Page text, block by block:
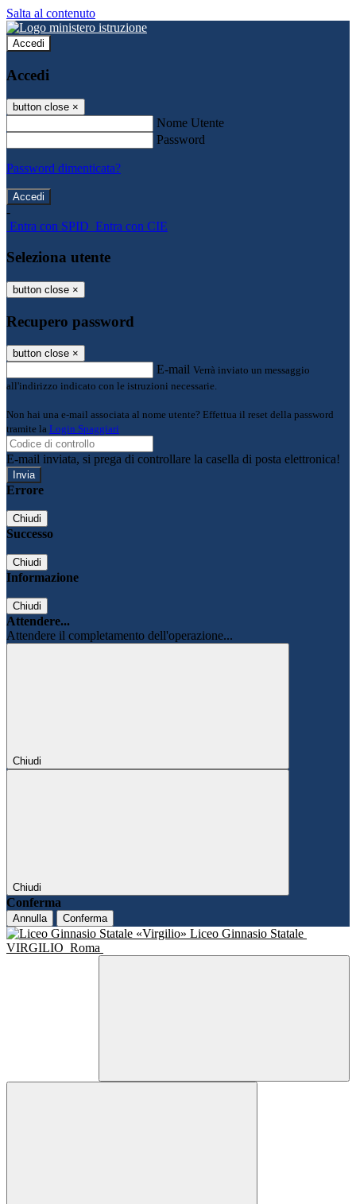
Salta al contenuto
Accedi
Accedi
button close ×
Nome Utente
Password
Password dimenticata?
-
Entra con SPID Entra con CIE
Seleziona utente
button close ×
Recupero password
button close ×
E-mail Verrà inviato un messaggio
all'indirizzo indicato con le istruzioni necessarie.
Non hai una e-mail associata al nome utente? Effettua il reset della password
tramite la Login Spaggiari
E-mail inviata, si prega di controllare la casella di posta elettronica!
Errore
Chiudi
Successo
Chiudi
Informazione
Chiudi
Attendere...
Attendere il completamento dell'operazione...
Chiudi
Chiudi
Conferma
Annulla Conferma
Liceo Ginnasio Statale
VIRGILIO Roma